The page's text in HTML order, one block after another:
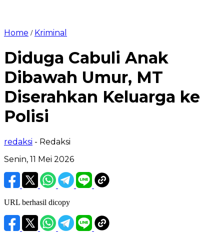
Home / Kriminal
Diduga Cabuli Anak
Dibawah Umur, MT
Diserahkan Keluarga ke
Polisi
redaksi - Redaksi
Senin, 11 Mei 2026
URL berhasil dicopy